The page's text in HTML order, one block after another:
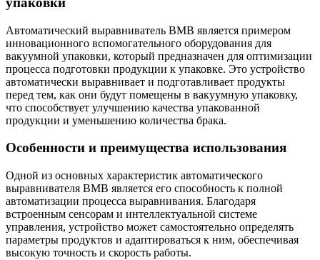
Автоматический выравниватель BMB является примером
инновационного вспомогательного оборудования для
вакуумной упаковки, который предназначен для оптимизации
процесса подготовки продукции к упаковке. Это устройство
автоматически выравнивает и подготавливает продукты
перед тем, как они будут помещены в вакуумную упаковку,
что способствует улучшению качества упакованной
продукции и уменьшению количества брака.
Особенности и преимущества использования
Одной из основных характеристик автоматического
выравнивателя BMB является его способность к полной
автоматизации процесса выравнивания. Благодаря
встроенным сенсорам и интеллектуальной системе
управления, устройство может самостоятельно определять
параметры продуктов и адаптироваться к ним, обеспечивая
высокую точность и скорость работы.